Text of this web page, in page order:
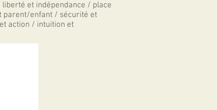
et indépendance / place
parent/enfant / sécurité et
action / intuition et